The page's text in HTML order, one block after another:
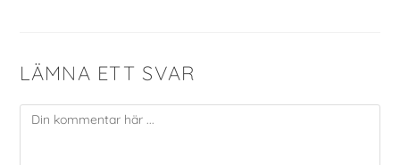
LÄMNA ETT SVAR